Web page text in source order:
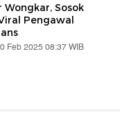
Wongkar, Sosok
Pengawal
Feb 2025 08:37 WIB